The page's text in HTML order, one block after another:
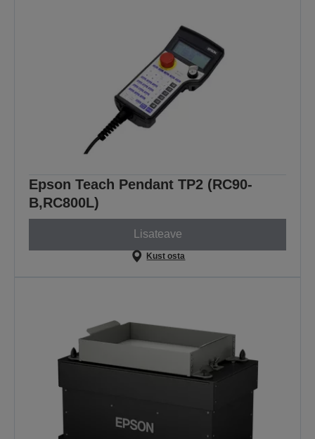
Epson Teach Pendant TP2 (RC90-
B,RC800L)
Lisateave
Kust osta